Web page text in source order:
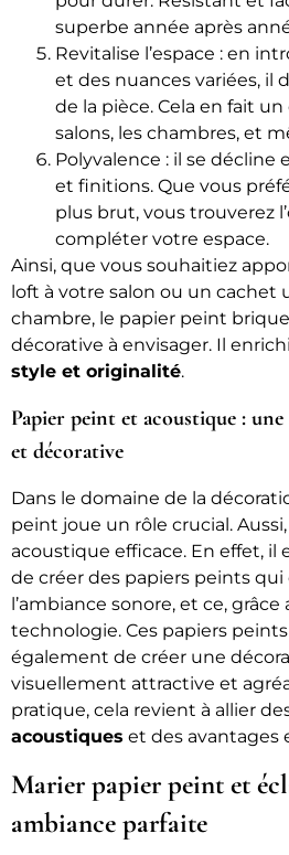
superbe année après
Revitalise l’espace : en
et des nuances variées, il
de la pièce. Cela en fait
salons, les chambres, et
Polyvalence : il se décline
et finitions. Que vous
plus brut, vous trouverez
compléter votre espace.
Ainsi, que vous souhaitiez
loft à votre salon ou un cachet
chambre, le papier peint
décorative à envisager. Il
style et originalité.
Papier peint et acoustique :
et décorative
Dans le domaine de la
peint joue un rôle crucial.
acoustique efficace. En effet, il
de créer des papiers peints
l’ambiance sonore, et ce,
technologie. Ces papiers
également de créer une
visuellement attractive et
pratique, cela revient à allier
acoustiques et des avantages
Marier papier peint et
ambiance parfaite